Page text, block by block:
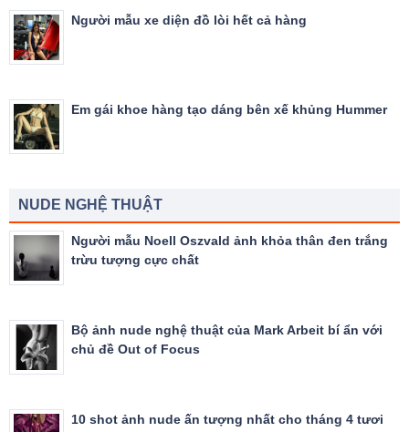
Người mẫu xe diện đồ lòi hết cả hàng
Em gái khoe hàng tạo dáng bên xế khủng Hummer
NUDE NGHỆ THUẬT
Người mẫu Noell Oszvald ảnh khỏa thân đen trắng
trừu tượng cực chất
Bộ ảnh nude nghệ thuật của Mark Arbeit bí ẩn với
chủ đề Out of Focus
10 shot ảnh nude ấn tượng nhất cho tháng 4 tươi